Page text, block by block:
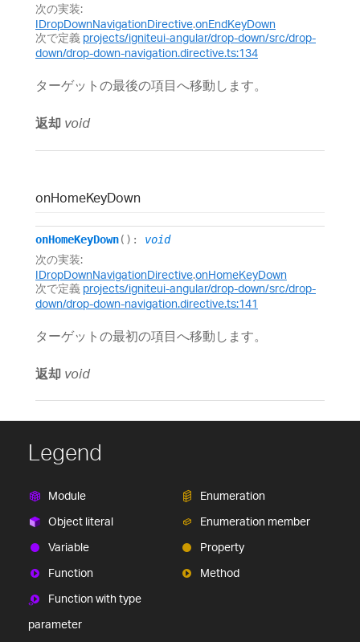
次の実装:
IDropDownNavigationDirective.onEndKeyDown
次で定義 projects/igniteui-angular/drop-down/src/drop-
down/drop-down-navigation.directive.ts:134
ターゲットの最後の項目へ移動します。
返却 void
onHomeKeyDown
onHomeKeyDown() : void
次の実装:
IDropDownNavigationDirective.onHomeKeyDown
次で定義 projects/igniteui-angular/drop-down/src/drop-
down/drop-down-navigation.directive.ts:141
ターゲットの最初の項目へ移動します。
返却 void
Legend
Module
Object literal
Variable
Function
Function with type
parameter
Enumeration
Enumeration member
Property
Method